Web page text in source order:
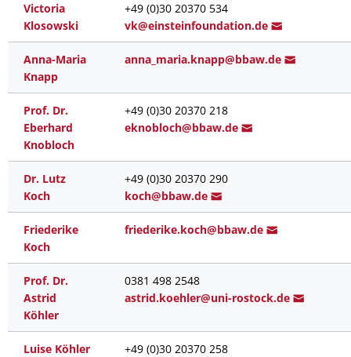
Victoria
Klosowski
+49 (0)30 20370 534
vk@einsteinfoundation.de
Anna-Maria
Knapp
anna_maria.knapp@bbaw.de
Prof. Dr.
Eberhard
Knobloch
+49 (0)30 20370 218
eknobloch@bbaw.de
Dr. Lutz
Koch
+49 (0)30 20370 290
koch@bbaw.de
Friederike
Koch
friederike.koch@bbaw.de
Prof. Dr.
Astrid
Köhler
0381 498 2548
astrid.koehler@uni-rostock.de
Luise Köhler
+49 (0)30 20370 258